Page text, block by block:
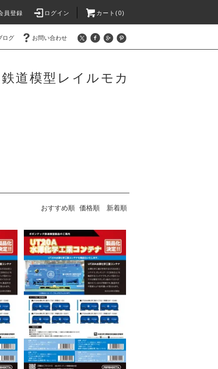
員登録 ログイン カート(0)
ログ お問い合わせ
道模型レイルモカ
おすすめ順 価格順 新着順